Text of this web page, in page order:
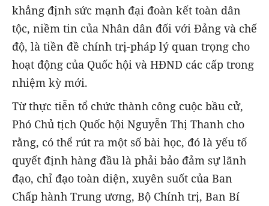
khẳng định sức mạnh đại đoàn kết toàn dân
tộc, niềm tin của Nhân dân đối với Đảng và chế
độ, là tiền đề chính trị-pháp lý quan trọng cho
hoạt động của Quốc hội và HĐND các cấp trong
nhiệm kỳ mới.
Từ thực tiễn tổ chức thành công cuộc bầu cử,
Phó Chủ tịch Quốc hội Nguyễn Thị Thanh cho
rằng, có thể rút ra một số bài học, đó là yếu tố
quyết định hàng đầu là phải bảo đảm sự lãnh
đạo, chỉ đạo toàn diện, xuyên suốt của Ban
Chấp hành Trung ương, Bộ Chính trị, Ban Bí